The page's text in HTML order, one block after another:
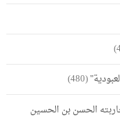
(480)
الحسن بن الحسين